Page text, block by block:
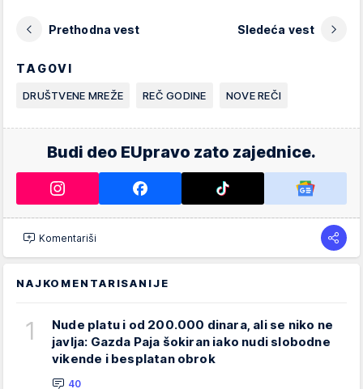
Prethodna vest Sledeća vest
TAGOVI
DRUŠTVENE MREŽE REČ GODINE NOVE REČI
Budi deo EUpravo zato zajednice.
Komentariši
NAJKOMENTARISANIJE
1
Nude platu i od 200.000 dinara, ali se niko ne
javlja: Gazda Paja šokiran iako nudi slobodne
vikende i besplatan obrok
40